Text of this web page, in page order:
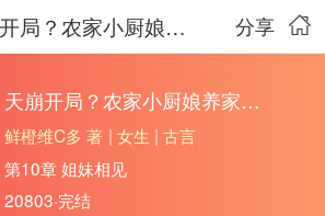
分享
天崩开局？农家小厨娘养家福满仓
天崩开局？农家小厨娘养家福满仓
鲜橙维C多 著 | 女生 | 古言
第10章 姐妹相见
20803·完结